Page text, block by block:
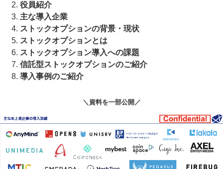
役員紹介
主な導入企業
ストックオプションの背景・現状
ストックオプションとは
ストックオプション導入への課題
信託型ストックオプションのご紹介
導入事例のご紹介
＼資料を一部公開／